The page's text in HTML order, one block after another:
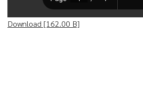
Download [162.00 B]